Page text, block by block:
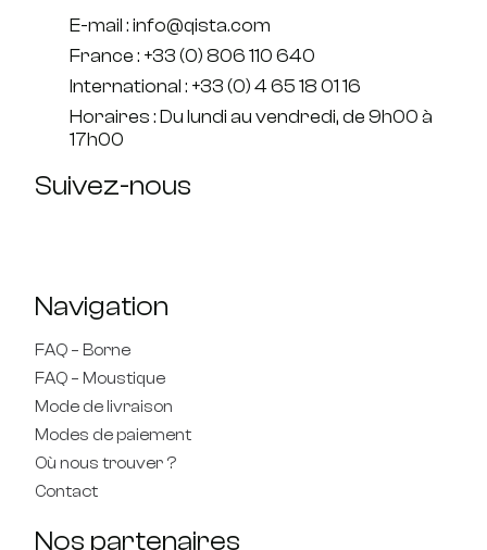
E-mail : info@qista.com
France : +33 (0) 806 110 640
International : +33 (0) 4 65 18 01 16
Horaires : Du lundi au vendredi, de 9h00 à
17h00
Suivez-nous
Navigation
FAQ – Borne
FAQ – Moustique
Mode de livraison
Modes de paiement
Où nous trouver ?
Contact
Nos partenaires